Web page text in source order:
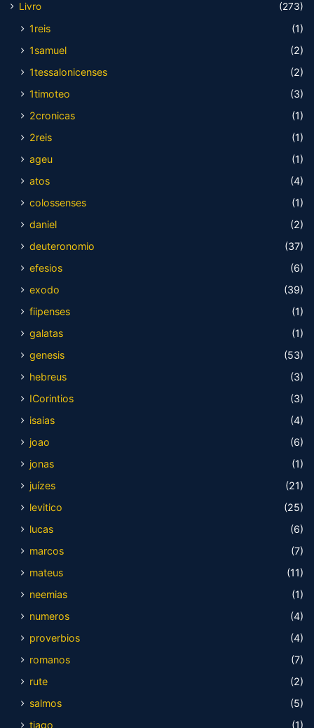
Livro
(273)
1reis
(1)
1samuel
(2)
1tessalonicenses
(2)
1timoteo
(3)
2cronicas
(1)
2reis
(1)
ageu
(1)
atos
(4)
colossenses
(1)
daniel
(2)
deuteronomio
(37)
efesios
(6)
exodo
(39)
fiipenses
(1)
galatas
(1)
genesis
(53)
hebreus
(3)
ICorintios
(3)
isaias
(4)
joao
(6)
jonas
(1)
juízes
(21)
levitico
(25)
lucas
(6)
marcos
(7)
mateus
(11)
neemias
(1)
numeros
(4)
proverbios
(4)
romanos
(7)
rute
(2)
salmos
(5)
tiago
(1)